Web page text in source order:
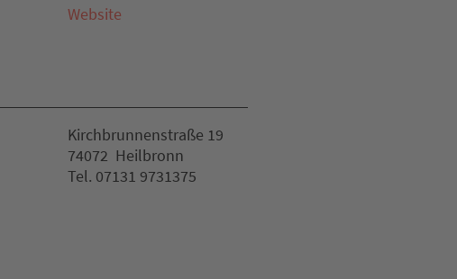
Website
Kirchbrunnenstraße 19
74072 Heilbronn
Tel. 07131 9731375